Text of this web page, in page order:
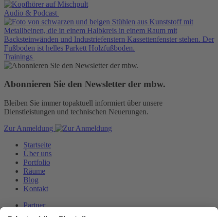
Audio & Podcast
Trainings
Abonnieren Sie den Newsletter der mbw.
Bleiben Sie immer topaktuell informiert über unsere
Dienstleistungen und technischen Neuerungen.
Zur Anmeldung
Startseite
Über uns
Portfolio
Räume
Blog
Kontakt
Partner